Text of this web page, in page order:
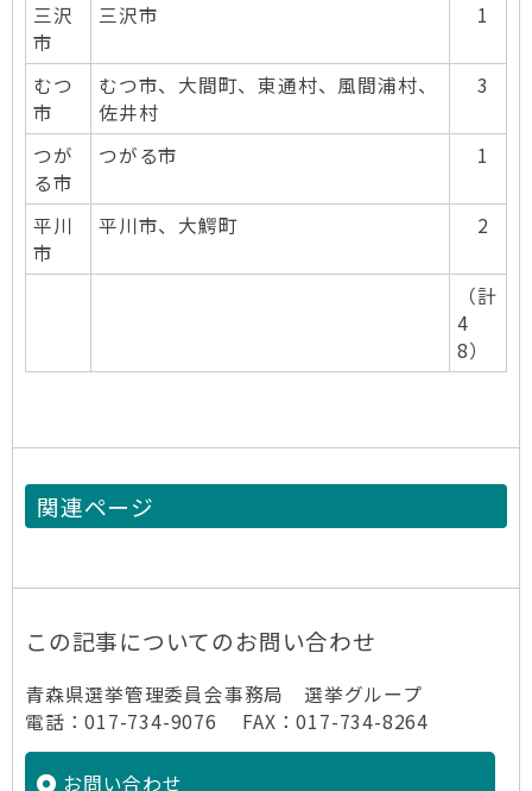
三沢
市
三沢市 1
むつ
市
むつ市、大間町、東通村、風間浦村、
佐井村
3
つが
る市
つがる市 1
平川
市
平川市、大鰐町 2
（計
4
8）
関連ページ
この記事についてのお問い合わせ
青森県選挙管理委員会事務局 選挙グループ
電話：017-734-9076 FAX：017-734-8264
お問い合わせ